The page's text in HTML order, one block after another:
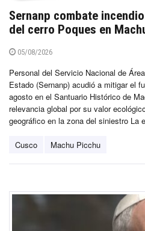
Sernanp combate
del cerro Poques en
05/08/2026
Personal del Servicio Nacional de
Estado (Sernanp) acudió a mitigar el
agosto en el Santuario Histórico de
relevancia global por su valor
geográfico en la zona del siniestro La
Cusco Machu Picchu